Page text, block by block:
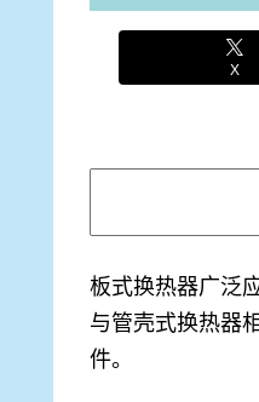
X
板式换热器广泛
与管壳式换热器
件。